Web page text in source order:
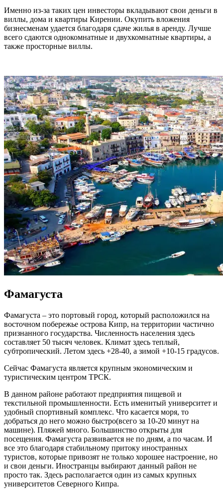
Именно из-за таких цен инвесторы вкладывают свои деньги в
виллы, дома и квартиры Кирении. Окупить вложения
бизнесменам удается благодаря сдаче жилья в аренду. Лучше
всего сдаются однокомнатные и двухкомнатные квартиры, а
также просторные виллы.
Фамагуста
Фамагуста – это портовый город, который расположился на
восточном побережье острова Кипр, на территории частично
признанного государства. Численность населения здесь
составляет 50 тысяч человек. Климат здесь теплый,
субтропический. Летом здесь +28-40, а зимой +10-15 градусов.
Сейчас Фамагуста является крупным экономическим и
туристическим центром ТРСК.
В данном районе работают предприятия пищевой и
текстильной промышленности. Есть именитый университет и
удобный спортивный комплекс. Что касается моря, то
добраться до него можно быстро(всего за 10-20 минут на
машине). Пляжей много. Большинство открыты для
посещения. Фамагуста развивается не по дням, а по часам. И
все это благодаря стабильному притоку иностранных
туристов, которые привозят не только хорошее настроение, но
и свои деньги. Иностранцы выбирают данный район не
просто так. Здесь располагается один из самых крупных
университетов Северного Кипра.